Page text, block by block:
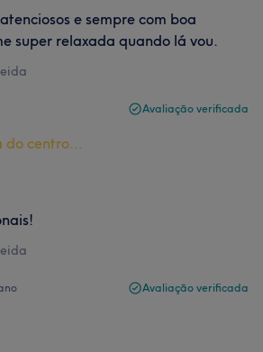
e sempre com boa
super relaxada quando lá vou.
Avaliação verificada
do centro...
Avaliação verificada